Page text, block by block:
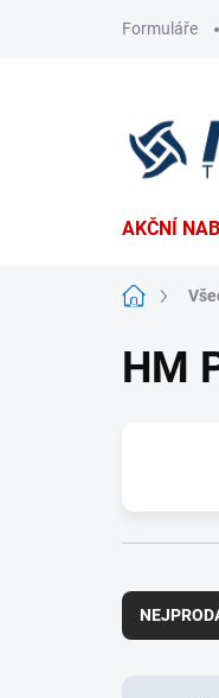
Formuláře
AKČNÍ
Domů
HM
a
z